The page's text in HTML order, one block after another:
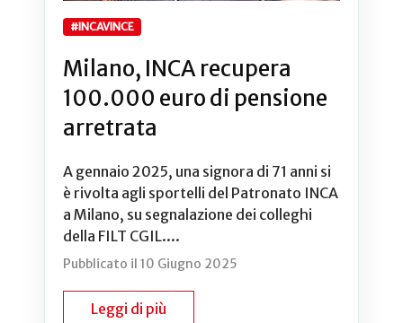
#INCAVINCE
Milano, INCA recupera
100.000 euro di pensione
arretrata
A gennaio 2025, una signora di 71 anni si
è rivolta agli sportelli del Patronato INCA
a Milano, su segnalazione dei colleghi
della FILT CGIL....
Pubblicato il 10 Giugno 2025
Leggi di più